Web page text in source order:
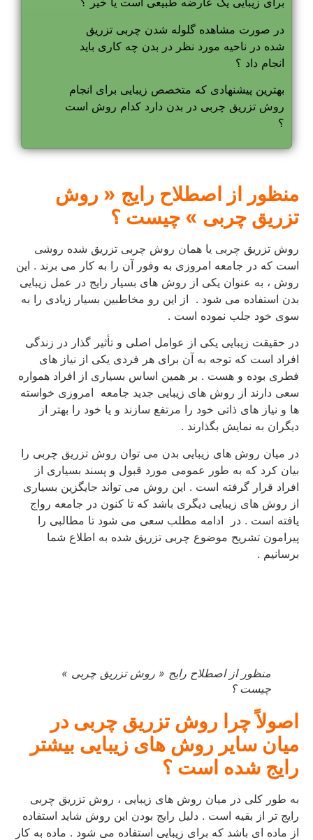
در صورت مشاهده گلوله شدن چربی تزریق
شده در ناحیه مورد نظر در بدن چه کاری باید
انجام داد ؟
بهترین پیشنهادی که متخصص زیبایی برای انجام
روش تزریق چربی در بدن دارد کدام روش است
؟
منظور از اصطلاح رایج « روش
تزریق چربی » چیست ؟
روش تزریق چربی یا همان روش چربی تزریق شده روشی
است که در جامعه امروزی به وفور آن را به کار می برند . این
روش ، به عنوان یکی از روش های بسیار رایج در عمل زیبایی
بدن استفاده می شود . از این رو مخاطبین بسیار زیادی را به
سوی خود جلب نموده است .
در حقیقت زیبایی یکی از عوامل اصلی و تأثیر گذار در زندگی
افراد است که توجه به آن برای هر فردی یکی از نیاز های
فطری بوده و هست . بر همین اساس بسیاری از افراد همواره
سعی دارند از روش های زیبایی جدید جامعه امروزی خواسته
ها و نیاز های ذاتی خود را مرتفع سازند و یا خود را بهتر از
دیگران به نمایش بگذارند .
در میان روش های زیبایی بدن می توان روش تزریق چربی را
بیان کرد که به طور عمومی مورد قبول و پسند بسیاری از
افراد قرار گرفته است . این روش می تواند جایگزین بسیاری
از روش های زیبایی دیگری باشد که تا کنون در جامعه رواج
یافته است . در ادامه مطلب سعی می شود تا مطالبی را
پیرامون تشریح موضوع چربی تزریق شده به اطلاع شما
برسانیم .
منظور از اصطلاح رایج « روش تزریق چربی »
چیست ؟
اصولاً چرا روش تزریق چربی در
میان سایر روش های زیبایی بیشتر
رایج شده است ؟
به طور کلی در میان روش های زیبایی ، روش تزریق چربی
رایج تر از بقیه است . دلیل رایج بودن این روش شاید استفاده
از ماده ای باشد که برای زیبایی استفاده می شود . ماده به کار